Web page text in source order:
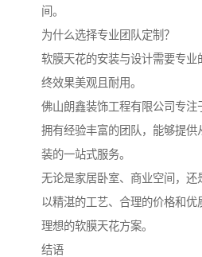
间。
为什么选择专业团队定制？
软膜天花的安装与设计需要专业
终效果美观且耐用。
佛山朗鑫装饰工程有限公司专注
拥有经验丰富的团队，能够提供
装的一站式服务。
无论是家居卧室、商业空间，还
以精湛的工艺、合理的价格和
理想的软膜天花方案。
结语